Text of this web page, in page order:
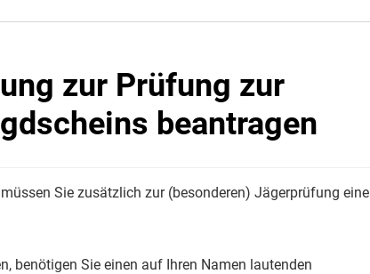
zur Prüfung zur
beantragen
Sie zusätzlich zur (besonderen) Jägerprüfung eine
benötigen Sie einen auf Ihren Namen lautenden